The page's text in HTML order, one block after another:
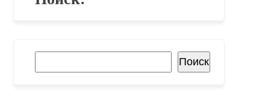
Поиск